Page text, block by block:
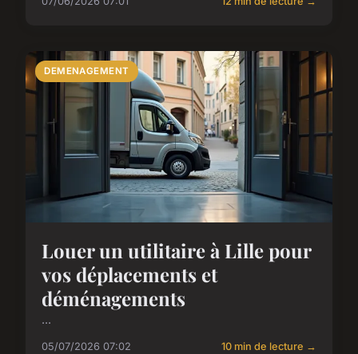
DEMENAGEMENT
Louer un utilitaire à Lille pour
vos déplacements et
déménagements
...
05/07/2026 07:02 10 min de lecture →